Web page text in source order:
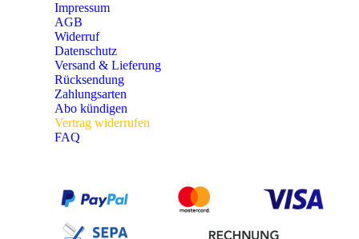
Impressum
AGB
Widerruf
Datenschutz
Versand & Lieferung
Rücksendung
Zahlungsarten
Abo kündigen
Vertrag widerrufen
FAQ